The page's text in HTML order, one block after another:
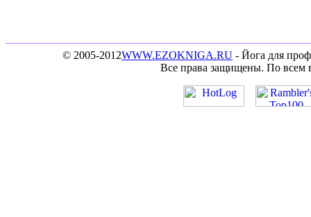
© 2005-2012WWW.EZOKNIGA.RU - Йога для
Все права защищены. По всем